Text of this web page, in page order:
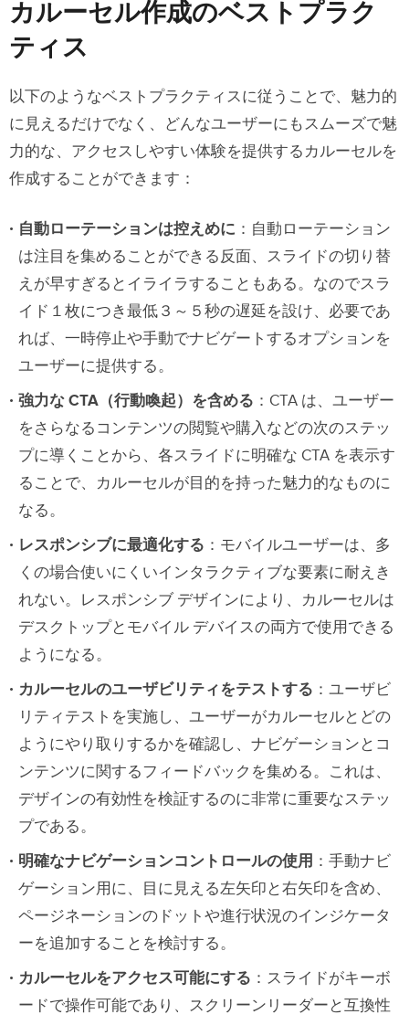
カルーセル作成のベストプラク
ティス
以下のようなベストプラクティスに従うことで、魅力的
に見えるだけでなく、どんなユーザーにもスムーズで魅
力的な、アクセスしやすい体験を提供するカルーセルを
作成することができます：
自動ローテーションは控えめに ：自動ローテーション
は注目を集めることができる反面、スライドの切り替
えが早すぎるとイライラすることもある。なのでスラ
イド１枚につき最低３～５秒の遅延を設け、必要であ
れば、一時停止や手動でナビゲートするオプションを
ユーザーに提供する。
強力な CTA（行動喚起）を含める ：CTA は、ユーザー
をさらなるコンテンツの閲覧や購入などの次のステッ
プに導くことから、各スライドに明確な CTA を表示す
ることで、カルーセルが目的を持った魅力的なものに
なる。
レスポンシブに最適化する ：モバイルユーザーは、多
くの場合使いにくいインタラクティブな要素に耐えき
れない。レスポンシブ デザインにより、カルーセルは
デスクトップとモバイル デバイスの両方で使用できる
ようになる。
カルーセルのユーザビリティをテストする ：ユーザビ
リティテストを実施し、ユーザーがカルーセルとどの
ようにやり取りするかを確認し、ナビゲーションとコ
ンテンツに関するフィードバックを集める。これは、
デザインの有効性を検証するのに非常に重要なステッ
プである。
明確なナビゲーションコントロールの使用 ：手動ナビ
ゲーション用に、目に見える左矢印と右矢印を含め、
ページネーションのドットや進行状況のインジケータ
ーを追加することを検討する。
カルーセルをアクセス可能にする ：スライドがキーボ
ードで操作可能であり、スクリーンリーダーと互換性